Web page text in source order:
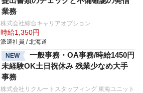
業務
株式会社綜合キャリアオプション
時給1,350円
派遣社員 / 北海道
NEW
一般事務・OA事務/時給1450円
未経験OK土日祝休み 残業少なめ大手
事務
株式会社リクルートスタッフィング 東海ユニット